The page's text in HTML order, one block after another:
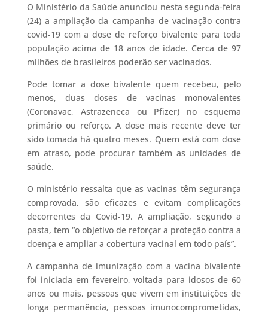
O Ministério da Saúde anunciou nesta segunda-feira
(24) a ampliação da campanha de vacinação contra
covid-19 com a dose de reforço bivalente para toda
população acima de 18 anos de idade. Cerca de 97
milhões de brasileiros poderão ser vacinados.
Pode tomar a dose bivalente quem recebeu, pelo
menos, duas doses de vacinas monovalentes
(Coronavac, Astrazeneca ou Pfizer) no esquema
primário ou reforço. A dose mais recente deve ter
sido tomada há quatro meses. Quem está com dose
em atraso, pode procurar também as unidades de
saúde.
O ministério ressalta que as vacinas têm segurança
comprovada, são eficazes e evitam complicações
decorrentes da Covid-19. A ampliação, segundo a
pasta, tem “o objetivo de reforçar a proteção contra a
doença e ampliar a cobertura vacinal em todo país”.
A campanha de imunização com a vacina bivalente
foi iniciada em fevereiro, voltada para idosos de 60
anos ou mais, pessoas que vivem em instituições de
longa permanência, pessoas imunocomprometidas,